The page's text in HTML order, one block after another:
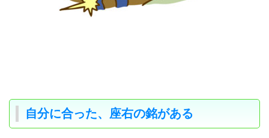
自分に合った、座右の銘がある